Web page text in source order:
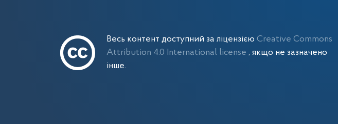
Весь контент доступний за ліцензією Creative Commons
Attribution 4.0 International license , якщо не зазначено
інше.